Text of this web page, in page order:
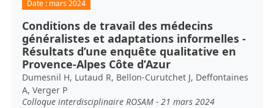
Date : mars 2024
Conditions de travail des médecins
généralistes et adaptations informelles -
Résultats d’une enquête qualitative en
Provence-Alpes Côte d’Azur
Dumesnil H, Lutaud R, Bellon-Curutchet J, Deffontaines
A, Verger P
Colloque interdisciplinaire ROSAM - 21 mars 2024